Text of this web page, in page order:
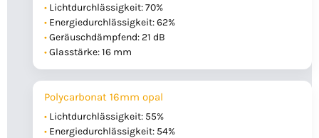
Lichtdurchlässigkeit: 70%
Energiedurchlässigkeit: 62%
Geräuschdämpfend: 21 dB
Glasstärke: 16 mm
Polycarbonat 16mm opal
Lichtdurchlässigkeit: 55%
Energiedurchlässigkeit: 54%